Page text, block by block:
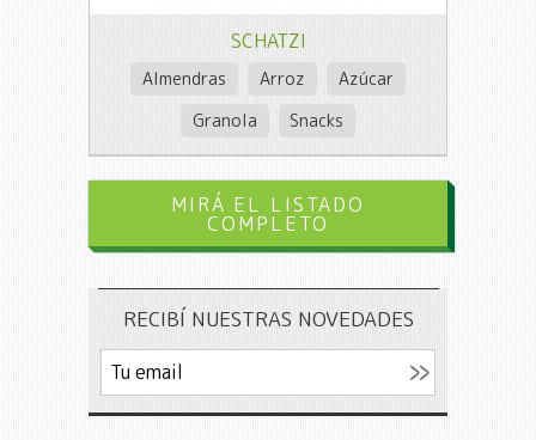
SCHATZI
Almendras Arroz
Azúcar
Granola
Snacks
MIRÁ EL LISTADO
COMPLETO
RECIBÍ NUESTRAS NOVEDADES